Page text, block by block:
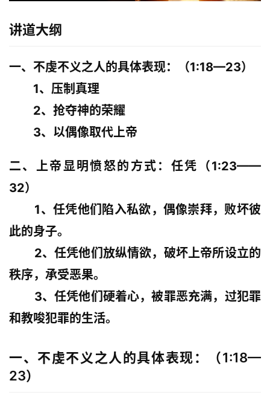
讲道大纲
一、不虔不义之人的具体表现：（1:18—23）
        1、压制真理
        2、抢夺神的荣耀
        3、以偶像取代上帝
二、上帝显明愤怒的方式：任凭（1:23——
32）
此的身子。
秩序，承受恶果。
和教唆犯罪的生活。
一、不虔不义之人的具体表现：（1:18—
23）